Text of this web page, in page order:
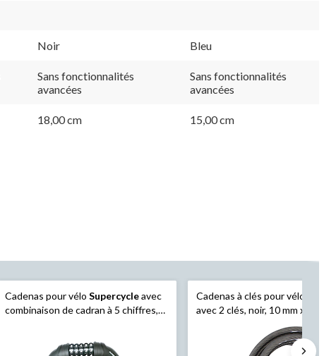
Noir Bleu
Sans fonctionnalités
avancées
Sans fonctionnalités
avancées
18,00 cm 15,00 cm
Cadenas pour véloSupercycleavec
combinaison de cadran à 5 chiffres,
Cadenas à clés pour vélo
avec 2 clés, noir, 10 mm x 5 pi